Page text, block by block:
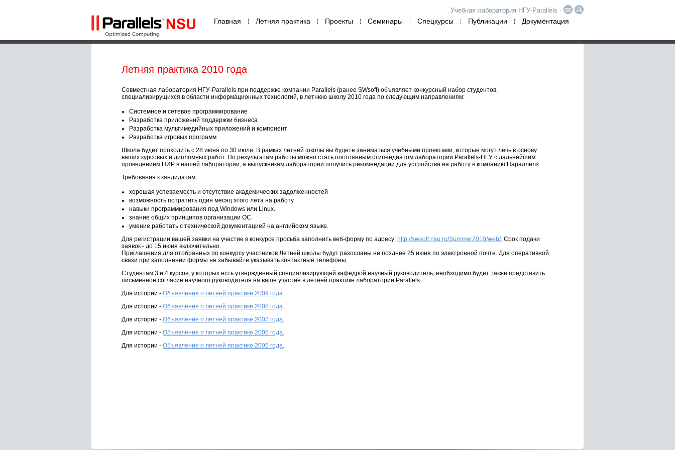
Учебная лаборатория НГУ-Parallels -
Главная Летняя практика Проекты Семинары Спецкурсы Публикации Документация
Летняя практика 2010 года
Совместная лаборатория НГУ-Parallels при поддержке компании Parallels (ранее SWsoft) объявляет конкурсный набор студентов,
специализирущихся в области информационных технологий, в летнюю школу 2010 года по следующим направлениям:
Системное и сетевое программирование
Разработка приложений поддержки бизнеса
Разработка мультимедийных приложений и компонент
Разработка игровых программ
Школа будет проходить с 28 июня по 30 июля. В рамках летней школы вы будете заниматься учебными проектами, которые могут лечь в основу
ваших курсовых и дипломных работ. По результатам работы можно стать постоянным стипендиатом лаборатории Parallels-НГУ с дальнейшим
проведением НИР в нашей лаборатории, а выпускникам лаборатории получить рекомендации для устройства на работу в компанию Параллелз.
Требования к кандидатам:
хорошая успеваемость и отсутствие академических задолженностей
возможность потратить один месяц этого лета на работу
навыки программирования под Windows или Linux.
знание общих принципов организации ОС.
умение работать с технической документацией на английском языке.
Для регистрации вашей заявки на участие в конкурсе просьба заполнить веб-форму по адресу: http://swsoft.nsu.ru/Summer2010/web/. Срок подачи
заявок - до 15 июня включительно.
Приглашения для отобранных по конкурсу участников Летней школы будут разосланы не позднее 25 июня по электронной почте. Для оперативной
связи при заполнении формы не забывайте указывать контактные телефоны.
Студентам 3 и 4 курсов, у которых есть утверждённый специализирующей кафедрой научный руководитель, необходимо будет также представить
письменное согласие научного руководителя на ваше участие в летней практике лаборатории Parallels.
Для истории - Объявление о летней практике 2009 года.
Для истории - Объявление о летней практике 2008 года.
Для истории - Объявление о летней практике 2007 года.
Для истории - Объявление о летней практике 2006 года.
Для истории - Объявление о летней практике 2005 года.